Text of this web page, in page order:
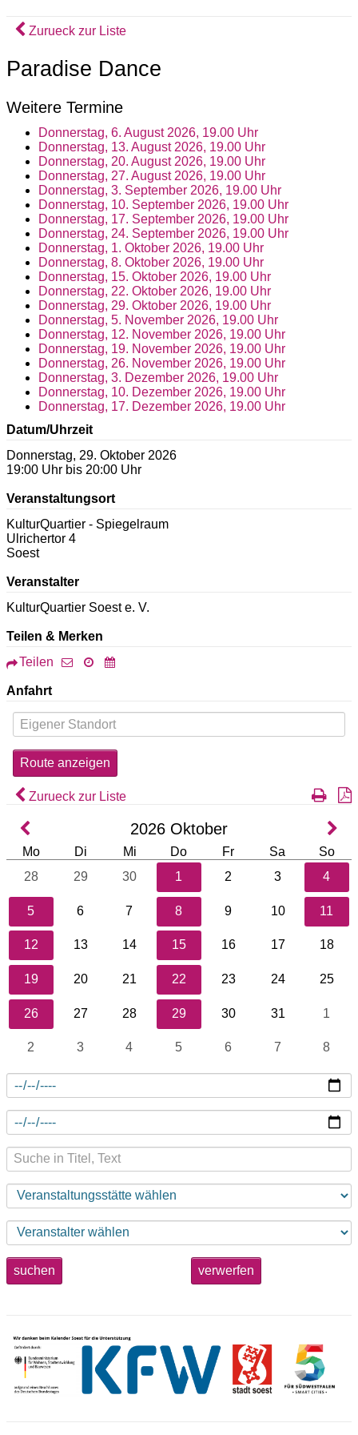
Zurueck zur Liste
Paradise Dance
Weitere Termine
Donnerstag, 6. August 2026, 19.00 Uhr
Donnerstag, 13. August 2026, 19.00 Uhr
Donnerstag, 20. August 2026, 19.00 Uhr
Donnerstag, 27. August 2026, 19.00 Uhr
Donnerstag, 3. September 2026, 19.00 Uhr
Donnerstag, 10. September 2026, 19.00 Uhr
Donnerstag, 17. September 2026, 19.00 Uhr
Donnerstag, 24. September 2026, 19.00 Uhr
Donnerstag, 1. Oktober 2026, 19.00 Uhr
Donnerstag, 8. Oktober 2026, 19.00 Uhr
Donnerstag, 15. Oktober 2026, 19.00 Uhr
Donnerstag, 22. Oktober 2026, 19.00 Uhr
Donnerstag, 29. Oktober 2026, 19.00 Uhr
Donnerstag, 5. November 2026, 19.00 Uhr
Donnerstag, 12. November 2026, 19.00 Uhr
Donnerstag, 19. November 2026, 19.00 Uhr
Donnerstag, 26. November 2026, 19.00 Uhr
Donnerstag, 3. Dezember 2026, 19.00 Uhr
Donnerstag, 10. Dezember 2026, 19.00 Uhr
Donnerstag, 17. Dezember 2026, 19.00 Uhr
Datum/Uhrzeit
Donnerstag, 29. Oktober 2026
19:00 Uhr bis 20:00 Uhr
Veranstaltungsort
KulturQuartier - Spiegelraum
Ulrichertor 4
Soest
Veranstalter
KulturQuartier Soest e. V.
Teilen & Merken
Teilen
Anfahrt
Zurueck zur Liste
2026 Oktober
Mo Di Mi Do Fr Sa
So
28
29 30 1 2 3 4
5 6 7 8 9 10 11
12 13 14 15 16 17 18
19 20 21 22 23 24 25
26 27 28 29 30 31 1
2 3 4 5 6 7 8
suchen verwerfen